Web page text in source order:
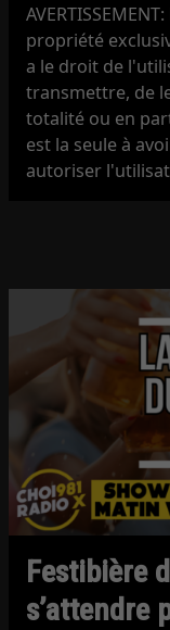
propriété
a le droit de
transmettre, de
totalité ou en
est la seule à
autoriser
Festibière
s’attendre